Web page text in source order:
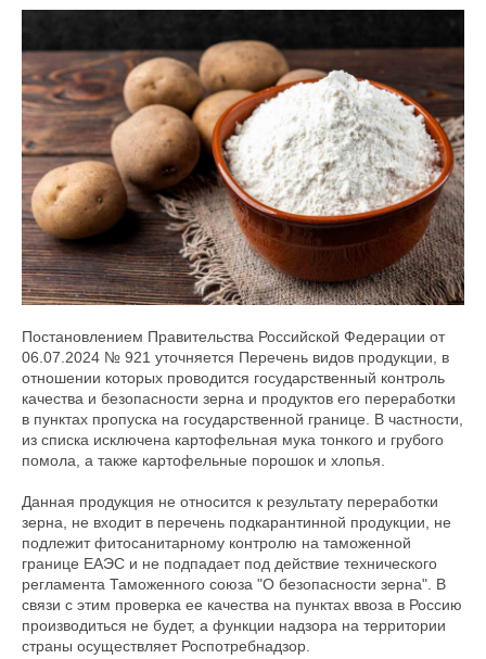
Постановлением Правительства Российской Федерации от
06.07.2024 № 921 уточняется Перечень видов продукции, в
отношении которых проводится государственный контроль
качества и безопасности зерна и продуктов его переработки
в пунктах пропуска на государственной границе. В частности,
из списка исключена картофельная мука тонкого и грубого
помола, а также картофельные порошок и хлопья.
Данная продукция не относится к результату переработки
зерна, не входит в перечень подкарантинной продукции, не
подлежит фитосанитарному контролю на таможенной
границе ЕАЭС и не подпадает под действие технического
регламента Таможенного союза "О безопасности зерна". В
связи с этим проверка ее качества на пунктах ввоза в Россию
производиться не будет, а функции надзора на территории
страны осуществляет Роспотребнадзор.